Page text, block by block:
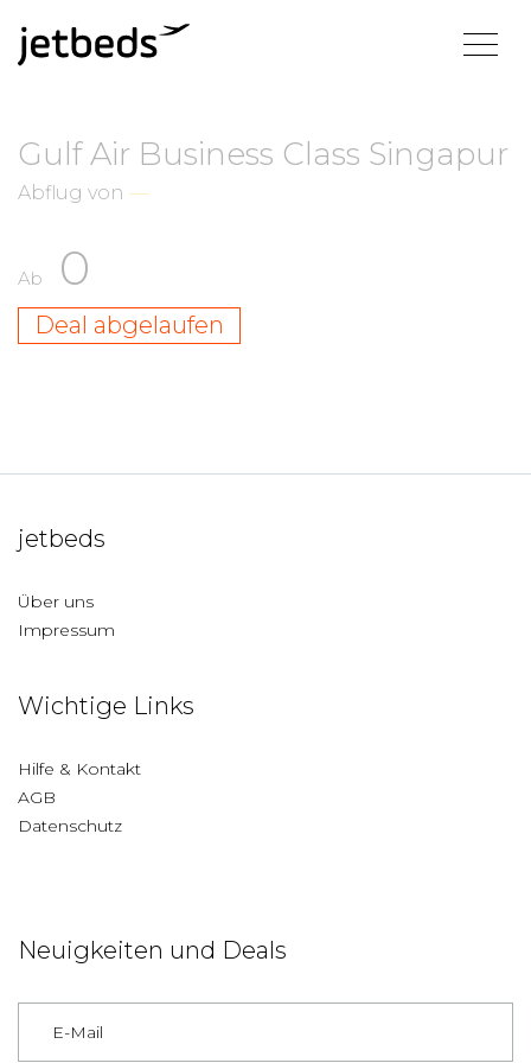
Gulf Air Business Class Singapur
Abflug von —
Ab 0
Deal abgelaufen
jetbeds
Über uns
Impressum
Wichtige Links
Hilfe & Kontakt
AGB
Datenschutz
Neuigkeiten und Deals